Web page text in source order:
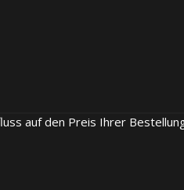
auf den Preis Ihrer